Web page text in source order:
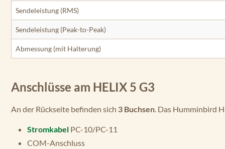
Sendeleistung (RMS)
Sendeleistung (Peak-to-Peak)
Abmessung (mit Halterung)
Anschlüsse am HELIX 5 G3
An der Rückseite befinden sich 3 Buchsen. Das Humminbird
Stromkabel PC-10/PC-11
COM-Anschluss